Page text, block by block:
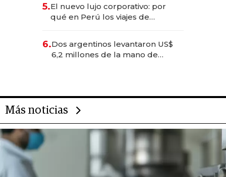
Fénix
5.El nuevo lujo corporativo: por
qué en Perú los viajes de
transformadoras
6.Dos argentinos levantaron US$
6,2 millones de la mano de
Más noticias